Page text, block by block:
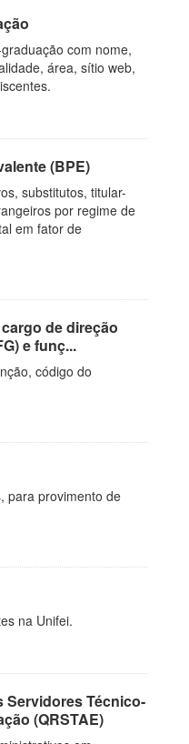
com nome,
área, sítio web,
(BPE)
substitutos, titular-
por regime de
em fator de
de direção
e funç...
código do
para provimento de
na Unifei.
Servidores Técnico-
(QRSTAE)